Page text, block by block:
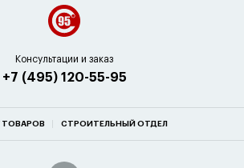
Консультации и заказ
+7 (495) 120-55-95
ТОВАРОВ СТРОИТЕЛЬНЫЙ ОТДЕЛ